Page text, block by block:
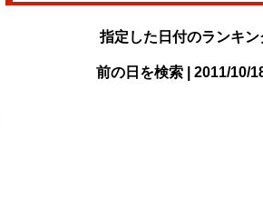
指定した日付のランキ
前の日を検索 | 2011/10/